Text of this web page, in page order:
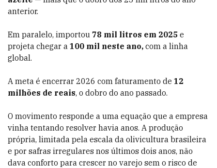
anterior.
Em paralelo, importou 78 mil litros em 2025 e
projeta chegar a 100 mil neste ano, com a linha
global.
A meta é encerrar 2026 com faturamento de 12
milhões de reais, o dobro do ano passado.
O movimento responde a uma equação que a empresa
vinha tentando resolver havia anos. A produção
própria, limitada pela escala da olivicultura brasileira
e por safras irregulares nos últimos dois anos, não
dava conforto para crescer no varejo sem o risco de